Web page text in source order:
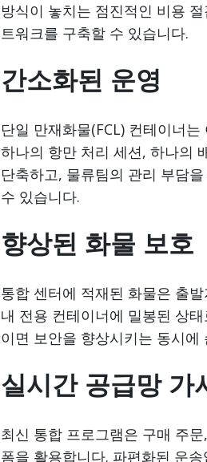
방식이 놓치는 점진적인 비용
트워크를 구축할 수 있습니다.
간소화된 운영
단일 만재화물(FCL) 컨테이너
하나의 항만 처리 세션, 하나의
단축하고, 물류팀의 관리 부담
수 있습니다.
향상된 화물 보호
통합 센터에 적재된 화물은 출
내 전용 컨테이너에 밀봉된 상
이면 보안을 향상시키는 동시
실시간 공급망 가
최신 통합 프로그램은 구매 주
폼을 활용합니다. 파편화된 운